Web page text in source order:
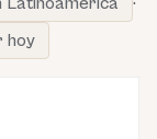
hoy